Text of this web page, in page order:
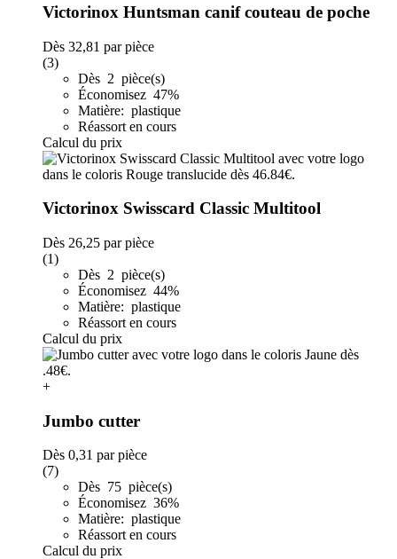
Victorinox Huntsman canif couteau de poche
Dès 32,81 par pièce
(3)
Dès 2 pièce(s)
Économisez 47%
Matière: plastique
Réassort en cours
Calcul du prix
Victorinox Swisscard Classic Multitool
Dès 26,25 par pièce
(1)
Dès 2 pièce(s)
Économisez 44%
Matière: plastique
Réassort en cours
Calcul du prix
+
Jumbo cutter
Dès 0,31 par pièce
(7)
Dès 75 pièce(s)
Économisez 36%
Matière: plastique
Réassort en cours
Calcul du prix